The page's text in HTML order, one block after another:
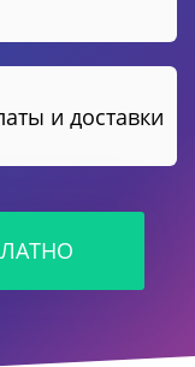
и доставки